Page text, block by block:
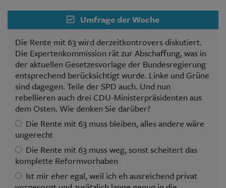
Umfrage der Woche
Die Rente mit 63 wird derzeitkontrovers diskutiert.
Die Expertenkommission rät zur Abschaffung, was in
der aktuellen Gesetzesvorlage der Bundesregierung
entsprechend berücksichtigt wurde. Linke und Grüne
sind dagegen. Teile der SPD auch. Und nun
rebellieren auch drei CDU-Ministerpräsidenten aus
dem Osten. Wie denken Sie darüber?
Die Rente mit 63 muss bleiben, alles andere wäre
ungerecht
Die Rente mit 63 muss weg, sonst scheitert das
komplette Reformvorhaben
Ist mir eher egal, weil ich eh ausreichend privat